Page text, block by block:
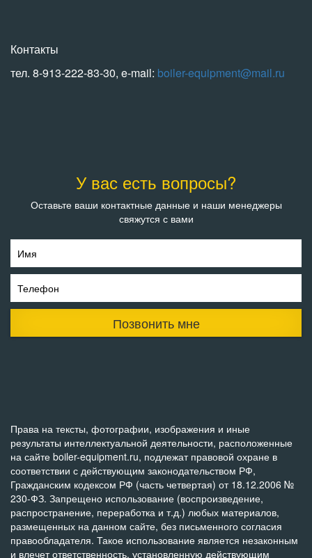
Контакты
тел. 8-913-222-83-30, e-mail: boiler-equipment@mail.ru
У вас есть вопросы?
Оставьте ваши контактные данные и наши менеджеры
свяжутся с вами
Имя
Телефон
Позвонить мне
Права на тексты, фотографии, изображения и иные
результаты интеллектуальной деятельности, расположенные
на сайте boiler-equipment.ru, подлежат правовой охране в
соответствии с действующим законодательством РФ,
Гражданским кодексом РФ (часть четвертая) от 18.12.2006 №
230-ФЗ. Запрещено использование (воспроизведение,
распространение, переработка и т.д.) любых материалов,
размещенных на данном сайте, без письменного согласия
правообладателя. Такое использование является незаконным
и влечет ответственность, установленную действующим